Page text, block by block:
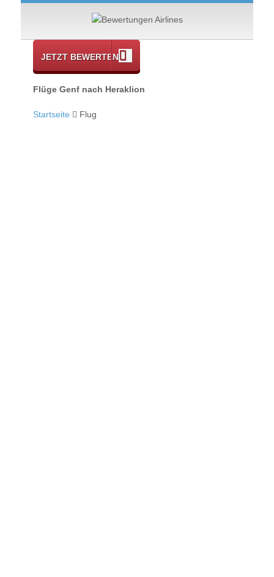
JETZT BEWERTEN
Flüge Genf nach Heraklion
Startseite Flug